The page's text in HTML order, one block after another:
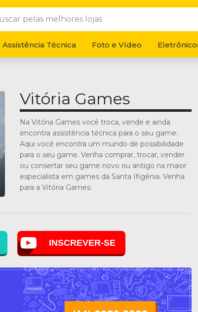
Assistência Técnica Foto e Vídeo
Vitória Games
Na Vitória Games você troca, vende e ainda
encontra assistência técnica para o seu game.
Aqui você encontra um mundo de possibilidade
para o seu game. Venha comprar, trocar, vender
ou consertar seu game novo ou antigo na maior
especialista em games da Santa Ifigênia. Venha
para a Vitória Games.
INSCREVER-SE